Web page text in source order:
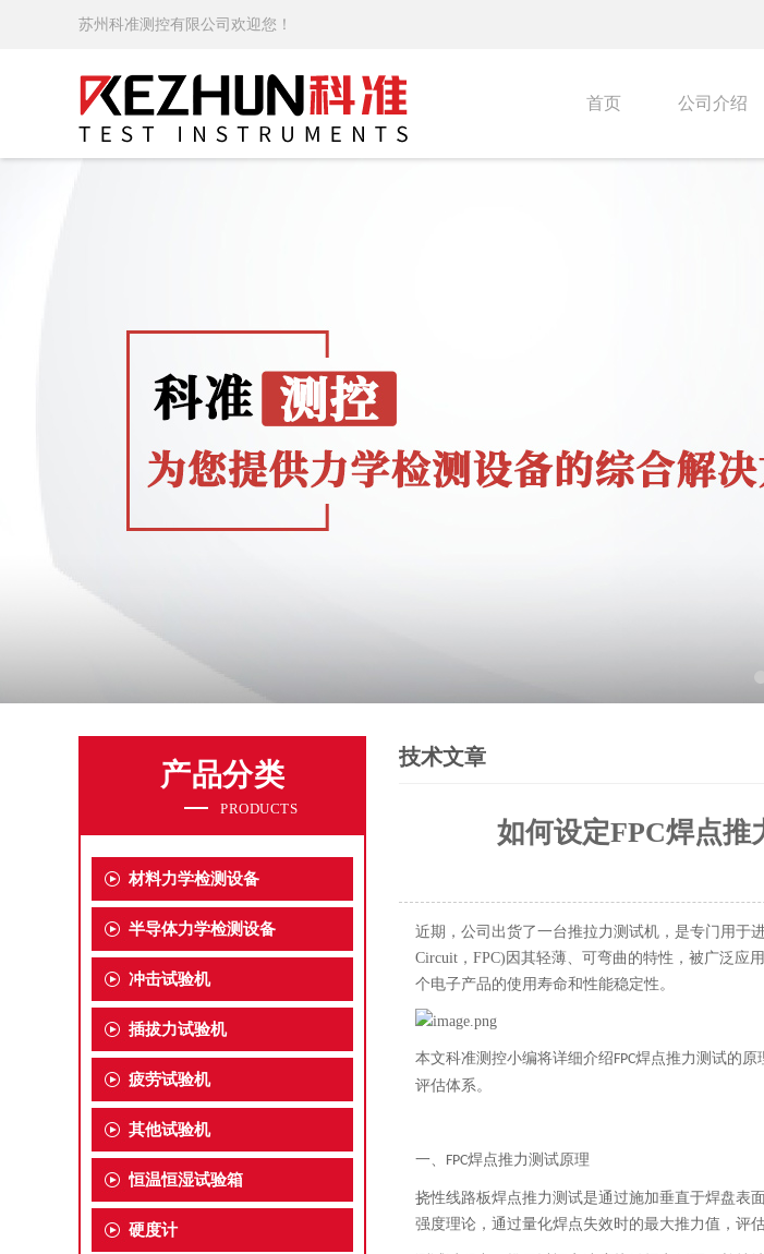
苏州科准测控有限公司欢迎您！
首页 公司介绍
产品分类
PRODUCTS
材料力学检测设备
半导体力学检测设备
冲击试验机
插拔力试验机
疲劳试验机
其他试验机
恒温恒湿试验箱
硬度计
技术文章
如何设定FPC焊点推
近期，公司出货了一台推拉力测试机，是专门用于
Circuit，FPC)因其轻薄、可弯曲的特性，被广泛应
个电子产品的使用寿命和性能稳定性。
本文科准测控小编将详细介绍FPC焊点推力测试的原
评估体系。
一、 FPC焊点推力测试原理
挠性线路板焊点推力测试是通过施加垂直于焊盘表
强度理论，通过量化焊点失效时的最大推力值，评